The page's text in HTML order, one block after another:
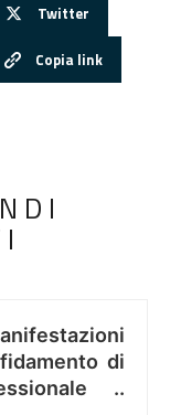
Twitter
Copia link
di
..